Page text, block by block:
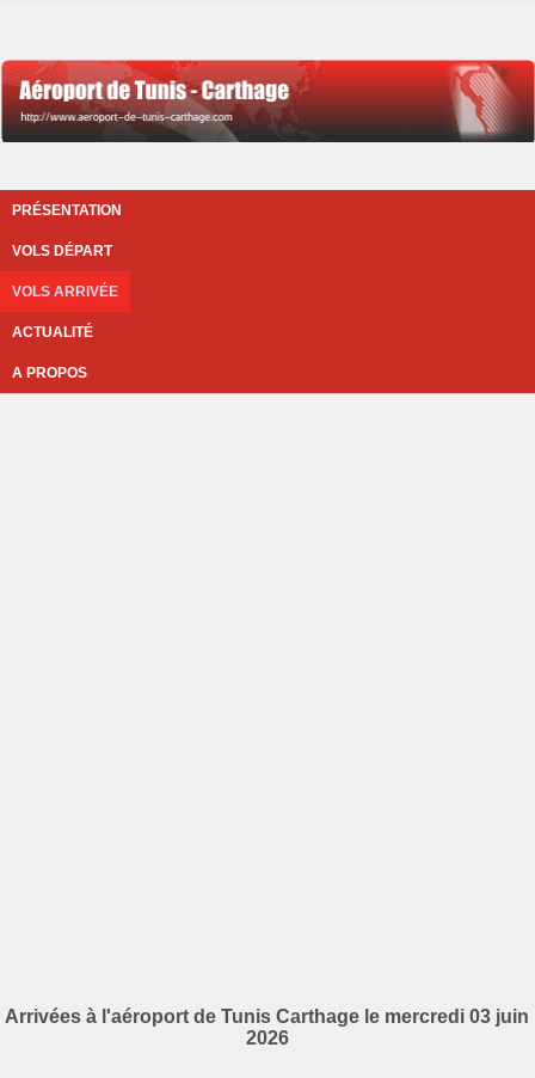
PRÉSENTATION
VOLS DÉPART
VOLS ARRIVÉE
ACTUALITÉ
A PROPOS
Arrivées à l'aéroport de Tunis Carthage le mercredi 03 juin
2026